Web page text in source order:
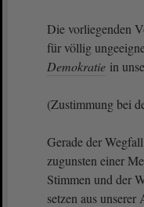
Die vorliegenden
für völlig
Demokratie in
(Zustimmung bei
Gerade der
zugunsten einer
Stimmen und der
setzen aus